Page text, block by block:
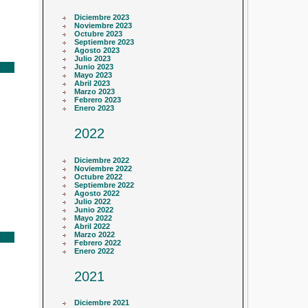
Diciembre 2023
Noviembre 2023
Octubre 2023
Septiembre 2023
Agosto 2023
Julio 2023
Junio 2023
Mayo 2023
Abril 2023
Marzo 2023
Febrero 2023
Enero 2023
2022
Diciembre 2022
Noviembre 2022
Octubre 2022
Septiembre 2022
Agosto 2022
Julio 2022
Junio 2022
Mayo 2022
Abril 2022
Marzo 2022
Febrero 2022
Enero 2022
2021
Diciembre 2021